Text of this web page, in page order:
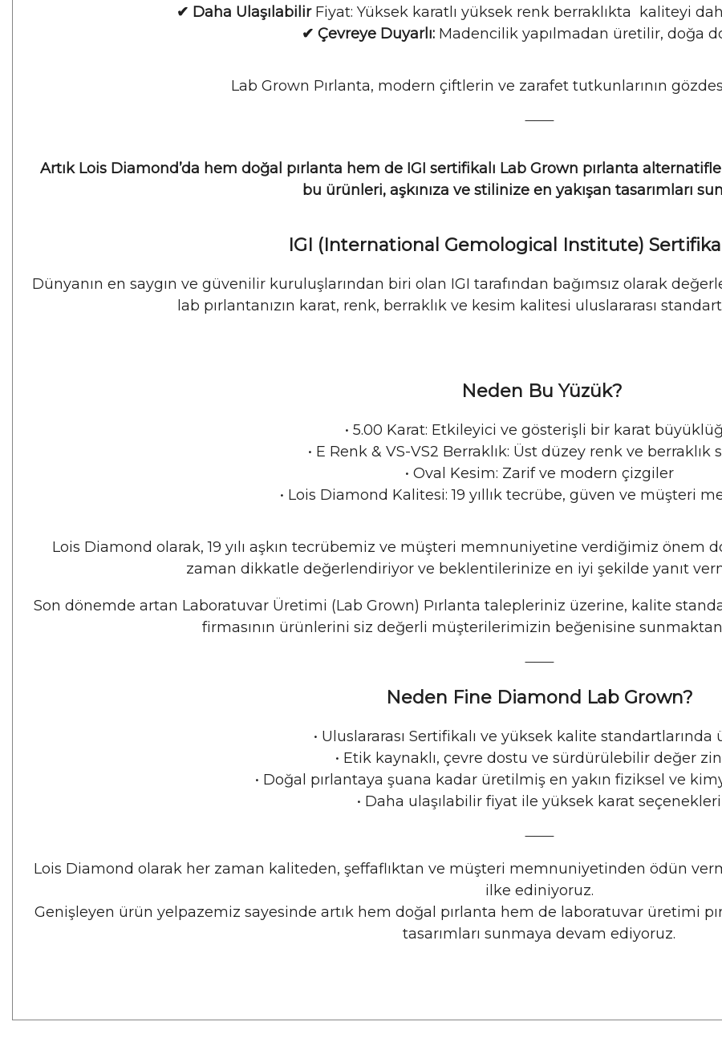
✔ Daha UlaşılabilirFiyat: Yüksek karatlı yüksek renk berraklıkta kaliteyi
✔ Çevreye Duyarlı: Madencilik yapılmadan üretilir, doğa
Lab Grown Pırlanta, modern çiftlerin ve zarafet tutkunlarının
⸻
Artık Lois Diamond’da hem doğal pırlanta hem de IGI sertifikalı Lab Grown pırlanta
bu ürünleri, aşkınıza ve stilinize en yakışan tasarımları
IGI (International Gemological Institute)
Dünyanın en saygın ve güvenilir kuruluşlarından biri olan IGI tarafından bağımsız olarak
lab pırlantanızın karat, renk, berraklık ve kesim kalitesi uluslararası
Neden Bu Yüzük?
• 5.00 Karat: Etkileyici ve gösterişli bir karat
• E Renk & VS-VS2 Berraklık: Üst düzey renk ve berraklık
• Oval Kesim: Zarif ve modern çizgiler
• Lois Diamond Kalitesi: 19 yıllık tecrübe, güven ve müşteri
Lois Diamond olarak, 19 yılı aşkın tecrübemiz ve müşteri memnuniyetine verdiğimiz önem
zaman dikkatle değerlendiriyor ve beklentilerinize en iyi şekilde yanıt
Son dönemde artan Laboratuvar Üretimi (Lab Grown) Pırlanta talepleriniz üzerine, kalite
firmasının ürünlerini siz değerli müşterilerimizin beğenisine
⸻
Neden Fine Diamond Lab Grown?
• Uluslararası Sertifikalı ve yüksek kalite standartlarında
• Etik kaynaklı, çevre dostu ve sürdürülebilir değer
• Doğal pırlantaya şuana kadar üretilmiş en yakın fiziksel ve
• Daha ulaşılabilir fiyat ile yüksek karat seçenekleri
⸻
Lois Diamond olarak her zaman kaliteden, şeffaflıktan ve müşteri memnuniyetinden ödün
ilke ediniyoruz.
Genişleyen ürün yelpazemiz sayesinde artık hem doğal pırlanta hem de laboratuvar üretimi
tasarımları sunmaya devam ediyoruz.